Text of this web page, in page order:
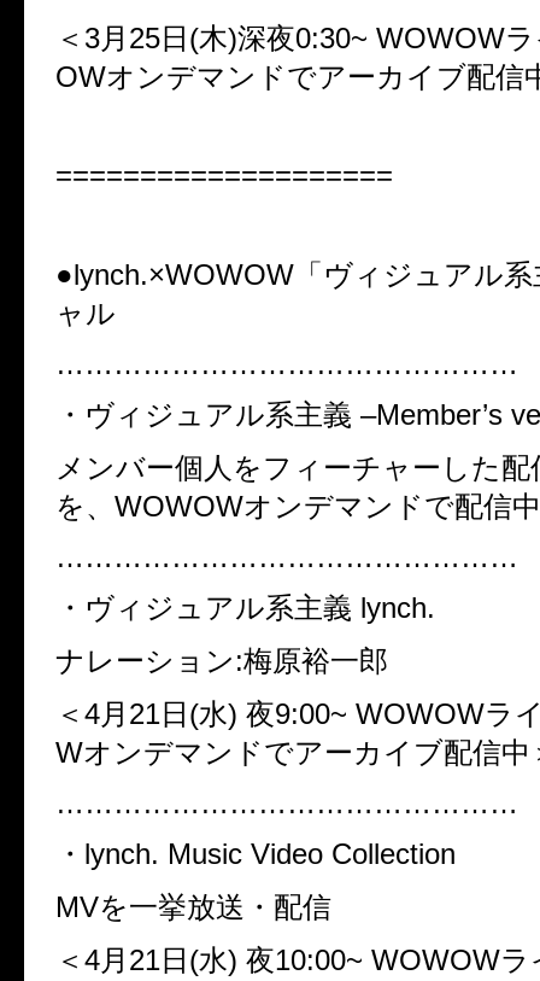
＜3月 25日 (木)深夜0:30~ WOWOW
OWオンデマンドでアーカイブ配信
====================
●lynch.×WOWOW 「ヴィジュアル
ャル
…………………………………………
・ヴィジュアル系主義 –Member’s
メンバー個人をフィーチャーした配
を、 WOWOWオンデマンドで配信中
…………………………………………
・ヴィジュアル系主義 lynch.
ナレーション:梅原裕一郎
＜4月 21日 (水) 夜9:00~ WOWOWラ
Wオンデマンドでアーカイブ配信中
…………………………………………
・ lynch. Music Video Collection
MVを一挙放送・配信
＜4月 21日 (水) 夜10:00~ WOWOWラ